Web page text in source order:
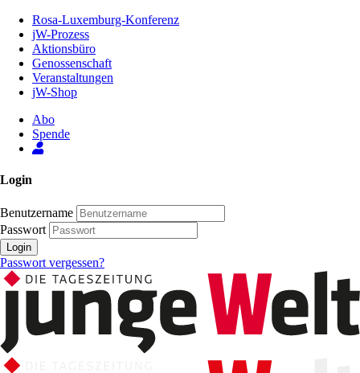
Inhalt
Seite
Rosa-Luxemburg-Konferenz
jW-Prozess
Aktionsbüro
Genossenschaft
Veranstaltungen
jW-Shop
Abo
Spende
Login
Benutzername
Passwort
Login
Passwort vergessen?